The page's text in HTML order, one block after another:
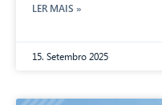
LER MAIS »
15. Setembro 2025